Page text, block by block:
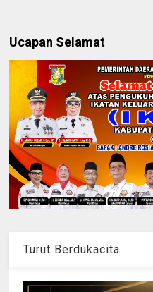
Ucapan Selamat
Turut Berdukacita